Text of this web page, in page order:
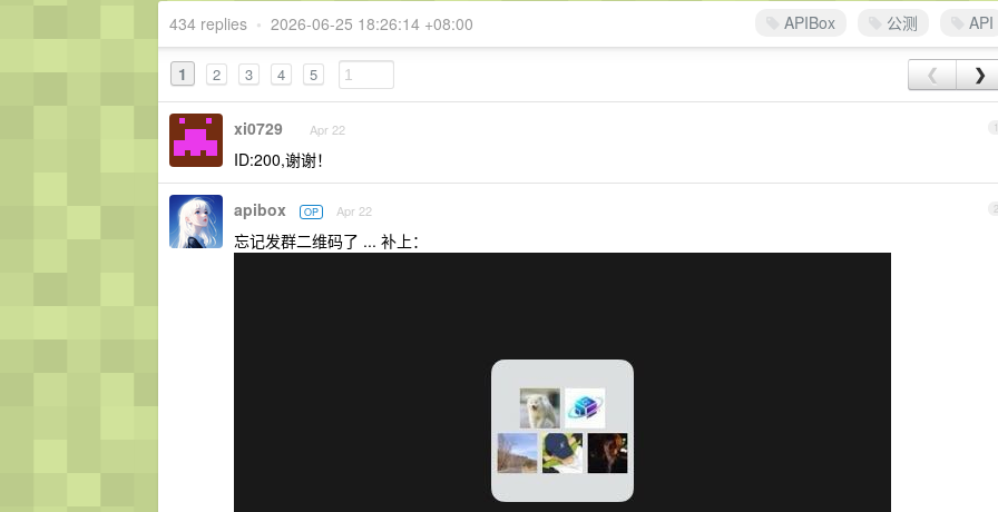
APIBox 公测 API
434 replies • 2026-06-25 18:26:14 +08:00
1 2 3 4 5 ❮ ❯
1
xi0729 Apr 22
ID:200,谢谢！
2
apibox OP Apr 22
忘记发群二维码了 ... 补上：